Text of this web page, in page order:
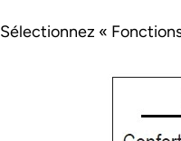
Sélectionnez «